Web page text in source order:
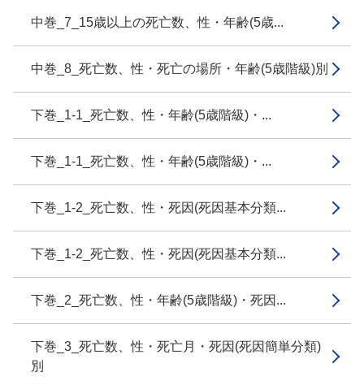
中巻_7_15歳以上の死亡数、性・年齢(5歳...
中巻_8_死亡数、性・死亡の場所・年齢(5歳階級)別
下巻_1-1_死亡数、性・年齢(5歳階級)・...
下巻_1-1_死亡数、性・年齢(5歳階級)・...
下巻_1-2_死亡数、性・死因(死因基本分類...
下巻_1-2_死亡数、性・死因(死因基本分類...
下巻_2_死亡数、性・年齢(5歳階級)・死因...
下巻_3_死亡数、性・死亡月・死因(死因簡単分類)
別